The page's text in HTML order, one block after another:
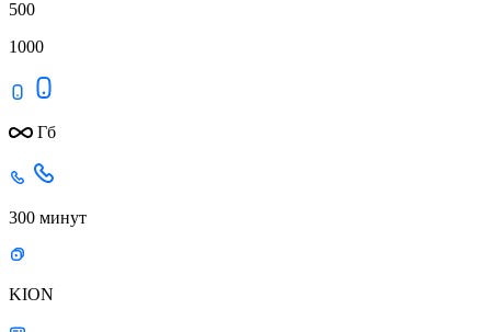
500
1000
Гб
300 минут
KION